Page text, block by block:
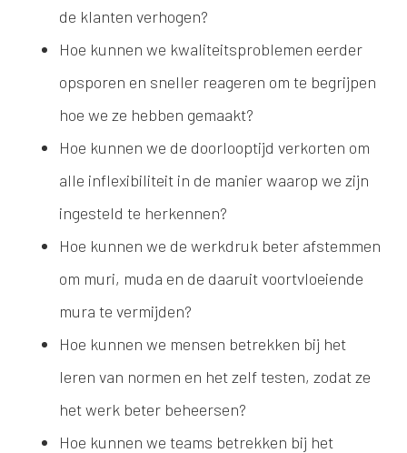
de klanten verhogen?
Hoe kunnen we kwaliteitsproblemen eerder
opsporen en sneller reageren om te begrijpen
hoe we ze hebben gemaakt?
Hoe kunnen we de doorlooptijd verkorten om
alle inflexibiliteit in de manier waarop we zijn
ingesteld te herkennen?
Hoe kunnen we de werkdruk beter afstemmen
om muri, muda en de daaruit voortvloeiende
mura te vermijden?
Hoe kunnen we mensen betrekken bij het
leren van normen en het zelf testen, zodat ze
het werk beter beheersen?
Hoe kunnen we teams betrekken bij het